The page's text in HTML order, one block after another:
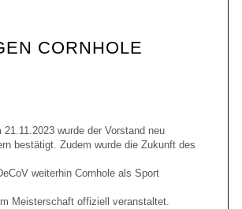
CORNHOLE
wurde der Vorstand neu
bestätigt. Zudem wurde die Zukunft des
weiterhin Cornhole als Sport
Meisterschaft offiziell veranstaltet.